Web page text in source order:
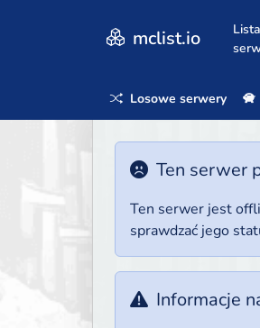
mclist.io
Lista
Losowe serwery
Ten serwer
Ten serwer jest
sprawdzać jego
Informacje